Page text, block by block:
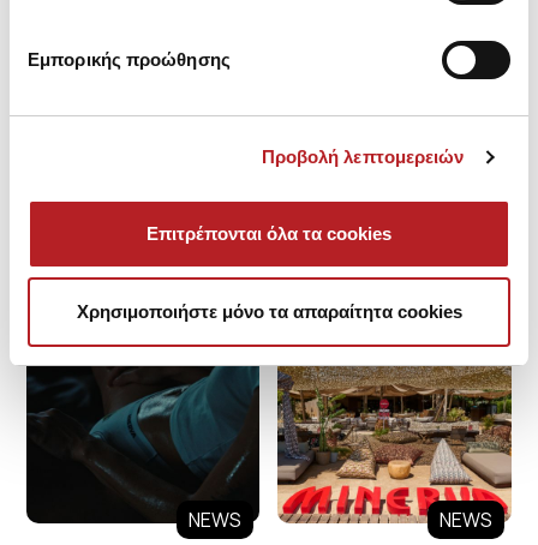
Εμπορικής προώθησης
Προβολή λεπτομερειών
Επιτρέπονται όλα τα cookies
Χρησιμοποιήστε μόνο τα απαραίτητα cookies
Minerva Blog
NEWS
NEWS